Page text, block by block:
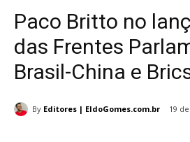
Paco Britto no
das Frentes
Brasil-China e
By Editores | EldoGomes.com.br 19